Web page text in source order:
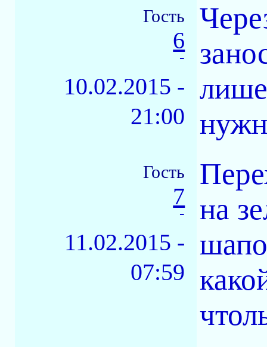
Гость
6
-
10.02.2015 -
21:00
Гость
7
-
11.02.2015 -
07:59
на